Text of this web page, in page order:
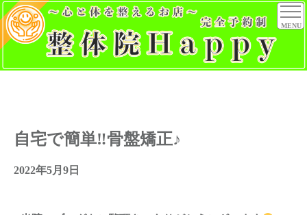
MENU
自宅で簡単‼︎骨盤矯正♪
2022年5月9日